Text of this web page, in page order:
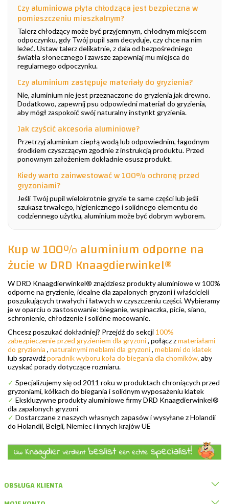
Czy aluminiowa płyta chłodząca jest bezpieczna w
pomieszczeniu mieszkalnym?
Talerz chłodzący może być przyjemnym, chłodnym miejscem
odpoczynku, gdy Twój pupil sam decyduje, czy chce na nim
leżeć. Ustaw talerz delikatnie, z dala od bezpośredniego
światła słonecznego i zawsze zapewniaj mu miejsca do
regularnego odpoczynku.
Czy aluminium zastępuje materiały do gryzienia?
Nie, aluminium nie jest przeznaczone do gryzienia jak drewno.
Dodatkowo, zapewnij psu odpowiedni materiał do gryzienia,
aby mógł zaspokoić swój naturalny instynkt gryzienia.
Jak czyścić akcesoria aluminiowe?
Przetrzyj aluminium ciepłą wodą lub odpowiednim, łagodnym
środkiem czyszczącym zgodnie z instrukcją produktu. Przed
ponownym założeniem dokładnie osusz produkt.
Kiedy warto zainwestować w 100% ochronę przed
gryzoniami?
Jeśli Twój pupil wielokrotnie gryzie te same części lub jeśli
szukasz trwałego, higienicznego i solidnego elementu do
codziennego użytku, aluminium może być dobrym wyborem.
Kup w 100% aluminium odporne na
żucie w DRD Knaagdierwinkel®
W DRD Knaagdierwinkel® znajdziesz produkty aluminiowe w 100%
odporne na gryzienie, idealne dla zapalonych gryzoni i właścicieli
poszukujących trwałych i łatwych w czyszczeniu części. Wybieramy
je w oparciu o zastosowanie: bieganie, wspinaczka, picie, siano,
schronienie, chłodzenie i solidne mocowanie.
Chcesz poszukać dokładniej? Przejdź do sekcji 100%
zabezpieczenie przed gryzieniem dla gryzoni, połącz zmateriałami
do gryzienia , naturalnymi meblami dla gryzoni, meblami do klatek
lub sprawdźporadnik wyboru koła do biegania dla chomików, aby
uzyskać porady dotyczące rozmiaru.
✓ Specjalizujemy się od 2011 roku w produktach chroniących przed
gryzoniami, kółkach do biegania i solidnym wyposażeniu klatek
✓ Ekskluzywne produkty aluminiowe firmy DRD Knaagdierwinkel®
dla zapalonych gryzoni
✓ Dostarczane z naszych własnych zapasów i wysyłane z Holandii
do Holandii, Belgii, Niemiec i innych krajów UE
OBSŁUGA KLIENTA